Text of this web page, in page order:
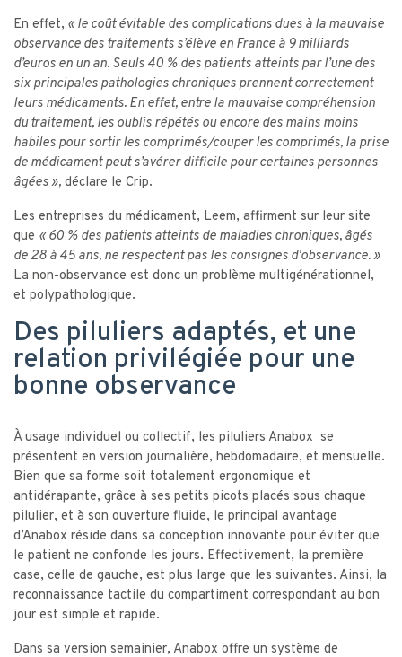
En effet, « le coût évitable des complications dues à la mauvaise
observance des traitements s’élève en France à 9 milliards
d’euros en un an. Seuls 40 % des patients atteints par l’une des
six principales pathologies chroniques prennent correctement
leurs médicaments. En effet, entre la mauvaise compréhension
du traitement, les oublis répétés ou encore des mains moins
habiles pour sortir les comprimés/couper les comprimés, la prise
de médicament peut s’avérer difficile pour certaines personnes
âgées », déclare le Crip.
Les entreprises du médicament, Leem, affirment sur leur site
que « 60 % des patients atteints de maladies chroniques, âgés
de 28 à 45 ans, ne respectent pas les consignes d'observance. »
La non-observance est donc un problème multigénérationnel,
et polypathologique.
Des piluliers adaptés, et une
relation privilégiée pour une
bonne observance
À usage individuel ou collectif, les piluliers Anabox se
présentent en version journalière, hebdomadaire, et mensuelle.
Bien que sa forme soit totalement ergonomique et
antidérapante, grâce à ses petits picots placés sous chaque
pilulier, et à son ouverture fluide, le principal avantage
d’Anabox réside dans sa conception innovante pour éviter que
le patient ne confonde les jours. Effectivement, la première
case, celle de gauche, est plus large que les suivantes. Ainsi, la
reconnaissance tactile du compartiment correspondant au bon
jour est simple et rapide.
Dans sa version semainier, Anabox offre un système de